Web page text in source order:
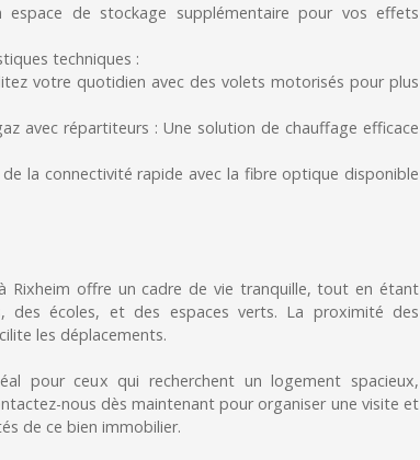
espace de stockage supplémentaire pour vos effets
techniques :
votre quotidien avec des volets motorisés pour plus
avec répartiteurs : Une solution de chauffage efficace
la connectivité rapide avec la fibre optique disponible
Rixheim offre un cadre de vie tranquille, tout en étant
des écoles, et des espaces verts. La proximité des
les déplacements.
pour ceux qui recherchent un logement spacieux,
nous dès maintenant pour organiser une visite et
de ce bien immobilier.